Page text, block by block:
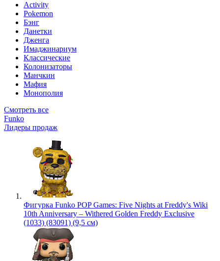
Activity
Pokemon
Бэнг
Данетки
Дженга
Имаджинариум
Классические
Колонизаторы
Манчкин
Мафия
Монополия
Смотреть все
Funko
Лидеры продаж
Фигурка Funko POP Games: Five Nights at Freddy's Wiki
10th Anniversary – Withered Golden Freddy Exclusive
(1033) (83091) (9,5 см)